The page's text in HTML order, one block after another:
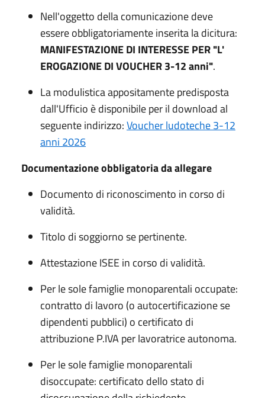
Nell'oggetto della comunicazione deve
essere obbligatoriamente inserita la dicitura:
MANIFESTAZIONE DI INTERESSE PER "L'
EROGAZIONE DI VOUCHER 3-12 anni".
La modulistica appositamente predisposta
dall'Ufficio è disponibile per il download al
seguente indirizzo:Voucher ludoteche 3-12
anni 2026
Documentazione obbligatoria da allegare
Documento di riconoscimento in corso di
validità.
Titolo di soggiorno se pertinente.
Attestazione ISEE in corso di validità.
Per le sole famiglie monoparentali occupate:
contratto di lavoro (o autocertificazione se
dipendenti pubblici) o certificato di
attribuzione P.IVA per lavoratrice autonoma.
Per le sole famiglie monoparentali
disoccupate: certificato dello stato di